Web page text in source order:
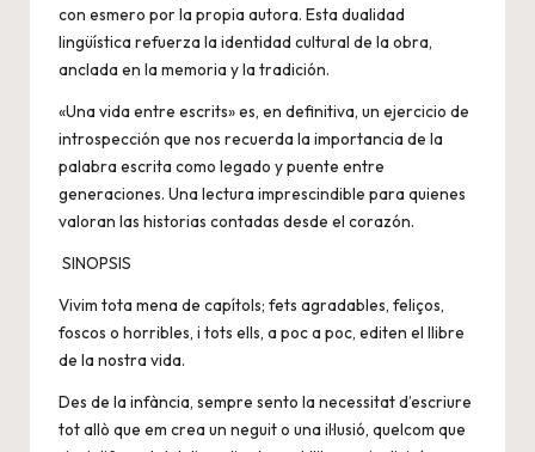
con esmero por la propia autora. Esta dualidad
lingüística refuerza la identidad cultural de la obra,
anclada en la memoria y la tradición.
«Una vida entre escrits» es, en definitiva, un ejercicio de
introspección que nos recuerda la importancia de la
palabra escrita como legado y puente entre
generaciones. Una lectura imprescindible para quienes
valoran las historias contadas desde el corazón.
SINOPSIS
Vivim tota mena de capítols; fets agradables, feliços,
foscos o horribles, i tots ells, a poc a poc, editen el llibre
de la nostra vida.
Des de la infància, sempre sento la necessitat d’escriure
tot allò que em crea un neguit o una il·lusió, quelcom que